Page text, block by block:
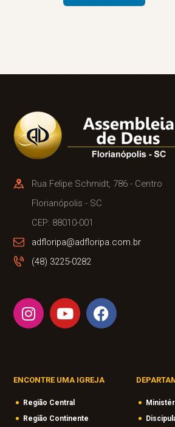
Rua Felipe Schmidt, 786 - Centro
Florianópolis - SC
CEP: 88010-001
adfloripa@adfloripa.com.br
(48) 3225-0282
ENCONTRE UMA IGREJA
Região Central
Região Continente